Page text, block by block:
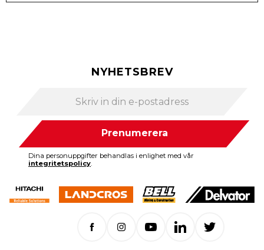
NYHETSBREV
Prenumerera
Dina personuppgifter behandlas i enlighet med vår
integritetspolicy.